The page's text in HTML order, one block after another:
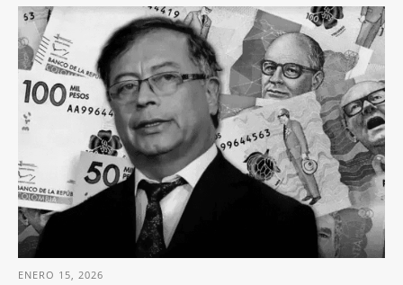
ENERO 15, 2026